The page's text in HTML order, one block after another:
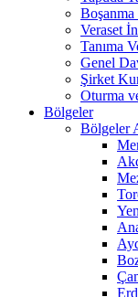
Boşanma
Veraset
Tanıma
Genel
Şirket
Oturma
Bölgeler
Bölgeler